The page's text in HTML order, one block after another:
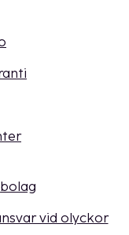
vid olyckor